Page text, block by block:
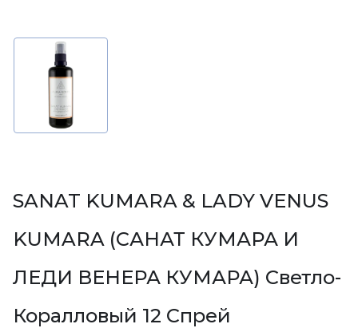
SANAT KUMARA & LADY VENUS
KUMARA (САНАТ КУМАРА И
ЛЕДИ ВЕНЕРА КУМАРА) Светло-
Коралловый 12 Спрей